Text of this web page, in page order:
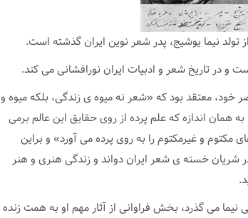
نیما یوشیج، پدر شعر نوین ایران گذشته است.
و در تاریخ شعر و ادبیات ایران نورافشانی می کند.
خود، معتقد بود که «شعر نه میوه ی زندگی، بلکه میوه و
همان اندازه که علم پرده از روی حقایق این عالم برمی
مکتوم و غیرمکتوم را به روی پرده می آورد» و براین
شریان خسته ی شعر ایران دواند و زندگی هنری و هنر
می گذرد، بخش فراوانی از آثار مهم او به همت زنده